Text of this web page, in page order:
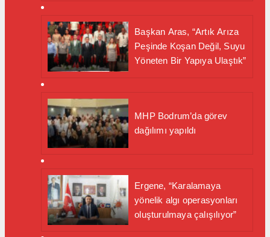
Başkan Aras, “Artık Arıza
Peşinde Koşan Değil, Suyu
Yöneten Bir Yapıya Ulaştık”
MHP Bodrum’da görev
dağılımı yapıldı
Ergene, “Karalamaya
yönelik algı operasyonları
oluşturulmaya çalışılıyor”